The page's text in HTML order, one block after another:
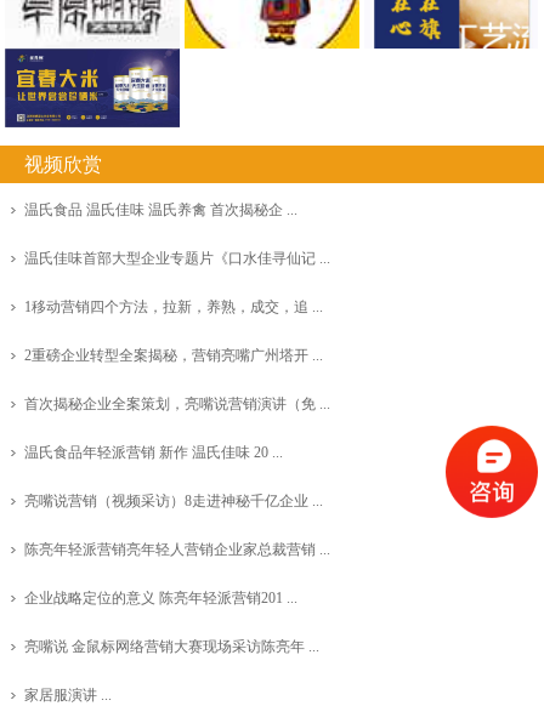
视频欣赏
温氏食品 温氏佳味 温氏养禽 首次揭秘企 ...
温氏佳味首部大型企业专题片《口水佳寻仙记 ...
1移动营销四个方法，拉新，养熟，成交，追 ...
2重磅企业转型全案揭秘，营销亮嘴广州塔开 ...
首次揭秘企业全案策划，亮嘴说营销演讲（免 ...
温氏食品年轻派营销 新作 温氏佳味 20 ...
亮嘴说营销（视频采访）8走进神秘千亿企业 ...
陈亮年轻派营销亮年轻人营销企业家总裁营销 ...
企业战略定位的意义 陈亮年轻派营销201 ...
亮嘴说 金鼠标网络营销大赛现场采访陈亮年 ...
家居服演讲 ...